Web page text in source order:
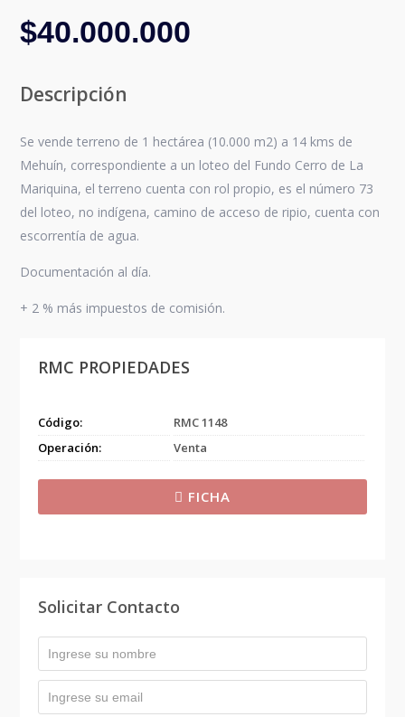
$40.000.000
Descripción
Se vende terreno de 1 hectárea (10.000 m2) a 14 kms de
Mehuín, correspondiente a un loteo del Fundo Cerro de La
Mariquina, el terreno cuenta con rol propio, es el número 73
del loteo, no indígena, camino de acceso de ripio, cuenta con
escorrentía de agua.
Documentación al día.
+ 2 % más impuestos de comisión.
RMC PROPIEDADES
Código:
RMC 1148
Operación:
Venta
FICHA
Solicitar Contacto